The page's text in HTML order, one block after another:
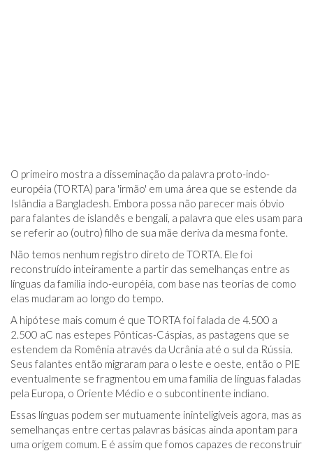
O primeiro mostra a disseminação da palavra proto-indo-
européia (TORTA) para 'irmão' em uma área que se estende da
Islândia a Bangladesh. Embora possa não parecer mais óbvio
para falantes de islandês e bengali, a palavra que eles usam para
se referir ao (outro) filho de sua mãe deriva da mesma fonte.
Não temos nenhum registro direto de TORTA. Ele foi
reconstruído inteiramente a partir das semelhanças entre as
línguas da família indo-européia, com base nas teorias de como
elas mudaram ao longo do tempo.
A hipótese mais comum é que TORTA foi falada de 4.500 a
2.500 aC nas estepes Pônticas-Cáspias, as pastagens que se
estendem da Romênia através da Ucrânia até o sul da Rússia.
Seus falantes então migraram para o leste e oeste, então o PIE
eventualmente se fragmentou em uma família de línguas faladas
pela Europa, o Oriente Médio e o subcontinente indiano.
Essas línguas podem ser mutuamente ininteligíveis agora, mas as
semelhanças entre certas palavras básicas ainda apontam para
uma origem comum. E é assim que fomos capazes de reconstruir